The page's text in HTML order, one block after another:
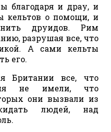
благодаря и драу, и
кельтов о помощи, и
друидов. Рим
разрушая все, что
А сами кельты
его.
Британии все, что
не имели, что
они вызвали из
людей, над